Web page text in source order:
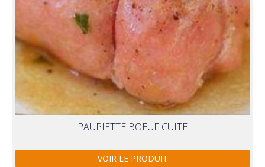
PAUPIETTE BOEUF CUITE
VOIR LE PRODUIT